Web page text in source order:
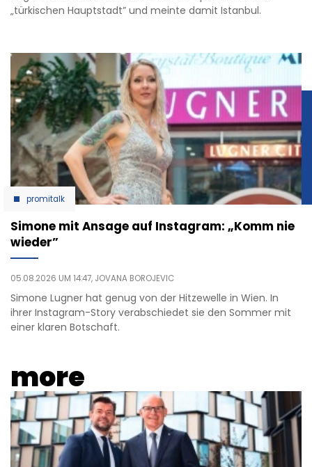
„türkischen Hauptstadt” und meinte damit Istanbul.
promitalk
Simone mit Ansage auf Instagram: „Komm nie
wieder”
05.08.2026 UM 14:47, JOVANA BOROJEVIC
Simone Lugner hat genug von der Hitzewelle in Wien. In
ihrer Instagram-Story verabschiedet sie den Sommer mit
einer klaren Botschaft.
more